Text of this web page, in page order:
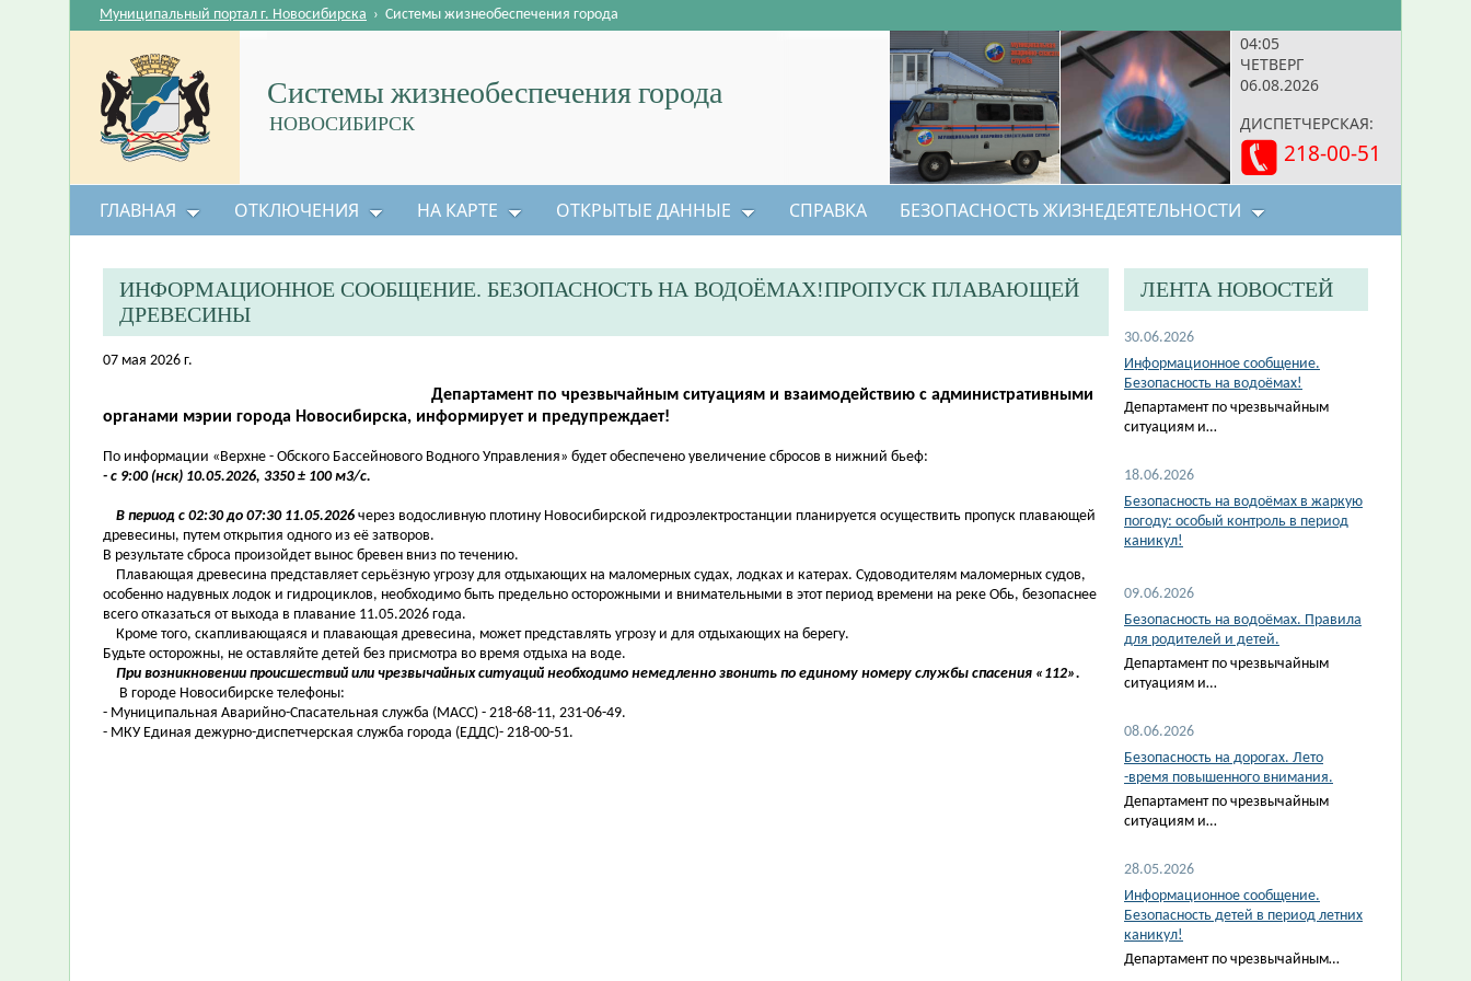
04:05
ЧЕТВЕРГ
06.08.2026
ДИСПЕТЧЕРСКАЯ:
218-00-51
Системы жизнеобеспечения города
НОВОСИБИРСК
Муниципальный портал г. Новосибирска › Системы жизнеобеспечения города
ГЛАВНАЯ ОТКЛЮЧЕНИЯ НА КАРТЕ ОТКРЫТЫЕ ДАННЫЕ СПРАВКА БЕЗОПАСНОСТЬ ЖИЗНЕДЕЯТЕЛЬНОСТИ
ИНФОРМАЦИОННОЕ СООБЩЕНИЕ. БЕЗОПАСНОСТЬ НА ВОДОЁМАХ!ПРОПУСК ПЛАВАЮЩЕЙ
ДРЕВЕСИНЫ
07 мая 2026 г.
Департамент по чрезвычайным ситуациям и взаимодействию с административными
органами мэрии города Новосибирска, информирует и предупреждает!
По информации «Верхне - Обского Бассейнового Водного Управления» будет обеспечено увеличение сбросов в нижний бьеф:
- с 9:00 (нск) 10.05.2026, 3350 ± 100 м3/с.
В период с 02:30 до 07:30 11.05.2026 через водосливную плотину Новосибирской гидроэлектростанции планируется осуществить пропуск плавающей
древесины, путем открытия одного из её затворов.
В результате сброса произойдет вынос бревен вниз по течению.
Плавающая древесина представляет серьёзную угрозу для отдыхающих на маломерных судах, лодках и катерах. Судоводителям маломерных судов,
особенно надувных лодок и гидроциклов, необходимо быть предельно осторожными и внимательными в этот период времени на реке Обь, безопаснее
всего отказаться от выхода в плавание 11.05.2026 года.
Кроме того, скапливающаяся и плавающая древесина, может представлять угрозу и для отдыхающих на берегу.
Будьте осторожны, не оставляйте детей без присмотра во время отдыха на воде.
При возникновении происшествий или чрезвычайных ситуаций необходимо немедленно звонить по единому номеру службы спасения «112».
В городе Новосибирске телефоны:
- Муниципальная Аварийно-Спасательная служба (МАСС) - 218-68-11, 231-06-49.
- МКУ Единая дежурно-диспетчерская служба города (ЕДДС)- 218-00-51.
ЛЕНТА НОВОСТЕЙ
30.06.2026
Информационное сообщение.
Безопасность на водоёмах!
Департамент по чрезвычайным
ситуациям и…
18.06.2026
Безопасность на водоёмах в жаркую
погоду: особый контроль в период
каникул!
09.06.2026
Безопасность на водоёмах. Правила
для родителей и детей.
Департамент по чрезвычайным
ситуациям и…
08.06.2026
Безопасность на дорогах. Лето
-время повышенного внимания.
Департамент по чрезвычайным
ситуациям и…
28.05.2026
Информационное сообщение.
Безопасность детей в период летних
каникул!
Департамент по чрезвычайным…